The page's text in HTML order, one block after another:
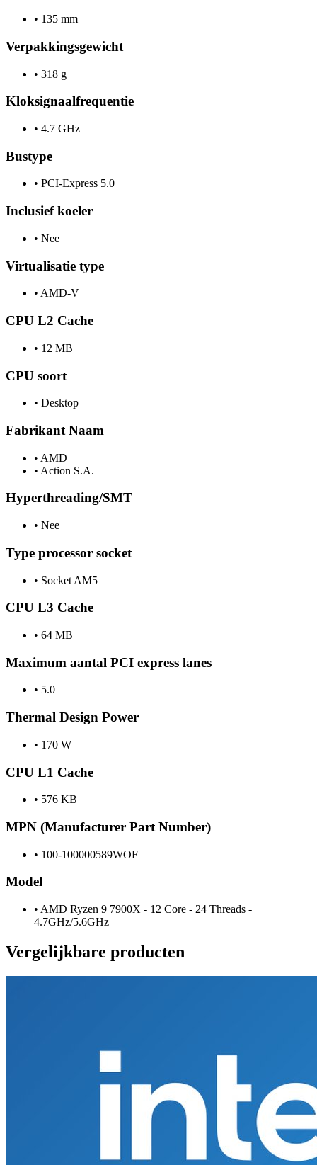
• 135 mm
Verpakkingsgewicht
• 318 g
Kloksignaalfrequentie
• 4.7 GHz
Bustype
• PCI-Express 5.0
Inclusief koeler
• Nee
Virtualisatie type
• AMD-V
CPU L2 Cache
• 12 MB
CPU soort
• Desktop
Fabrikant Naam
• AMD
• Action S.A.
Hyperthreading/SMT
• Nee
Type processor socket
• Socket AM5
CPU L3 Cache
• 64 MB
Maximum aantal PCI express lanes
• 5.0
Thermal Design Power
• 170 W
CPU L1 Cache
• 576 KB
MPN (Manufacturer Part Number)
• 100-100000589WOF
Model
• AMD Ryzen 9 7900X - 12 Core - 24 Threads -
4.7GHz/5.6GHz
Vergelijkbare producten